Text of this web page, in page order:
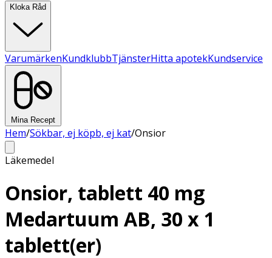
Kloka Råd
VarumärkenKundklubbTjänsterHitta apotekKundservice
Mina Recept
Hem/Sökbar, ej köpb, ej kat/Onsior
Läkemedel
Onsior, tablett 40 mg
Medartuum AB, 30 x 1
tablett(er)